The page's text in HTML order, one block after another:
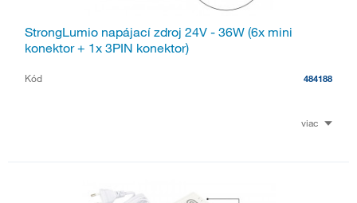
StrongLumio napájací zdroj 24V - 36W (6x mini
konektor + 1x 3PIN konektor)
Kód 484188
viac